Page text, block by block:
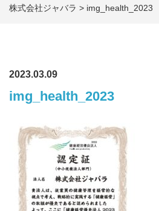
株式会社ジャバラ > img_health_2023
2023.03.09
img_health_2023